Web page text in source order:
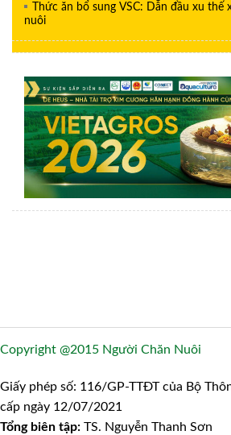
Thức ăn bổ sung VSC: Dẫn đầu xu thế
nuôi
Copyright @2015 Người Chăn Nuôi
Giấy phép số: 116/GP-TTĐT của Bộ
cấp ngày 12/07/2021
Tổng biên tập: TS. Nguyễn Thanh Sơn